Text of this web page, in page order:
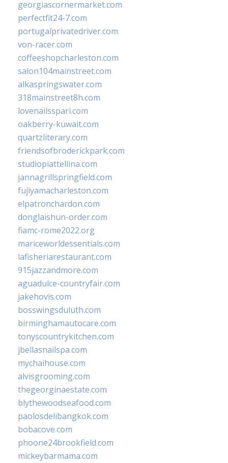
georgiascornermarket.com
perfectfit24-7.com
portugalprivatedriver.com
von-racer.com
coffeeshopcharleston.com
salon104mainstreet.com
alkaspringswater.com
318mainstreet8h.com
lovenailsspari.com
oakberry-kuwait.com
quartzliterary.com
friendsofbroderickpark.com
studiopiattellina.com
jannagrillspringfield.com
fujiyamacharleston.com
elpatronchardon.com
donglaishun-order.com
fiamc-rome2022.org
mariceworldessentials.com
lafisheriarestaurant.com
915jazzandmore.com
aguadulce-countryfair.com
jakehovis.com
bosswingsduluth.com
birminghamautocare.com
tonyscountrykitchen.com
jbellasnailspa.com
mychaihouse.com
alvisgrooming.com
thegeorginaestate.com
blythewoodseafood.com
paolosdelibangkok.com
bobacove.com
phoone24brookfield.com
mickeybarmama.com